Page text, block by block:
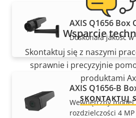
AXIS Q1656 Box
Doskonała jakość w
AXIS Q1656-B
Wewnętrzny
rozdzielczości 4 MP
Wsparcie
Skontaktuj się z naszymi
sprawnie i precyzyjnie
produktami
SKONTAKTUJ